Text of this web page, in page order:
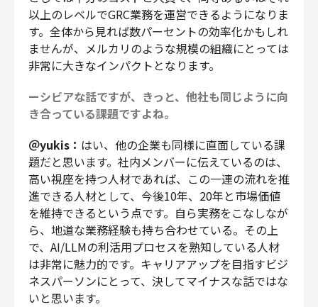
以上のレベルでGRC業務を運営できるようになりま
す。全体から見れば数パーセントの効率化かもしれ
ませんが、メルカリのような規模の組織にとっては
非常に大きなインパクトとなります。
ーシビアな話ですが、きっと、他社も同じように向
き合っている課題ですよね。
＠yukis： はい、他の企業も同様に直面している課
題だと思います。社内メンバーに伝えているのは、
高い視座を持つ人材であれば、この一連の流れを推
進できる人材として、今後10年、20年と市場価値
を維持できるという点です。自ら実務をこなしなが
ら、地道な業務経験も持ち合わせている。その上
で、AI/LLMの利活用プロセスを熟知している人材
は非常に魅力的です。キャリアアップを目指すビジ
ネスパーソンにとって、決してマイナスな話ではな
いと思います。